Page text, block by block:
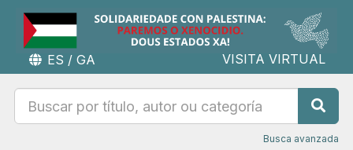
ES / GA VISITA VIRTUAL
Busca avanzada